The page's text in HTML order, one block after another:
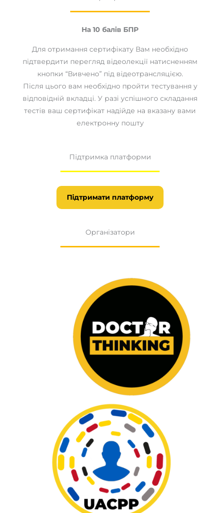
На 10 балів БПР
Для отримання сертифікату Вам необхідно
підтвердити перегляд відеолекції натисненням
кнопки “Вивчено” під відеотрансляцією.
Після цього вам необхідно пройти тестування у
відповідній вкладці. У разі успішного складання
тестів ваш сертифікат надійде на вказану вами
електронну пошту
Підтримка платформи
Підтримати платформу
Організатори